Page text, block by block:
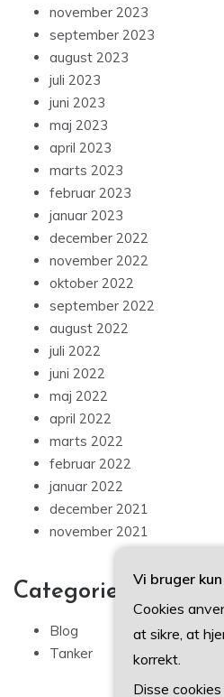
november 2023
september 2023
august 2023
juli 2023
juni 2023
maj 2023
april 2023
marts 2023
februar 2023
januar 2023
december 2022
november 2022
oktober 2022
september 2022
august 2022
juli 2022
juni 2022
maj 2022
april 2022
marts 2022
februar 2022
januar 2022
december 2021
november 2021
Categories
Blog
Tanker
Vi bruger
Cookies
at sikre, at
korrekt.
Disse